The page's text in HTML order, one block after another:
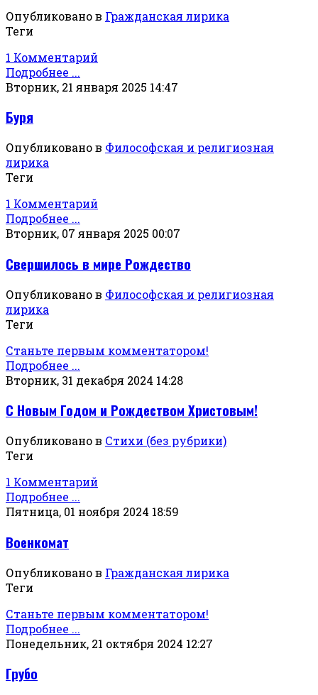
Опубликовано в Гражданская лирика
Теги
1 Комментарий
Подробнее ...
Вторник, 21 января 2025 14:47
Буря
Опубликовано в Философская и религиозная
лирика
Теги
1 Комментарий
Подробнее ...
Вторник, 07 января 2025 00:07
Свершилось в мире Рождество
Опубликовано в Философская и религиозная
лирика
Теги
Станьте первым комментатором!
Подробнее ...
Вторник, 31 декабря 2024 14:28
С Новым Годом и Рождеством Христовым!
Опубликовано в Стихи (без рубрики)
Теги
1 Комментарий
Подробнее ...
Пятница, 01 ноября 2024 18:59
Военкомат
Опубликовано в Гражданская лирика
Теги
Станьте первым комментатором!
Подробнее ...
Понедельник, 21 октября 2024 12:27
Грубо